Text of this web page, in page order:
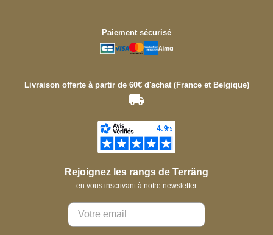
Paiement sécurisé
Livraison offerte à partir de 60€ d'achat (France et Belgique)
Rejoignez les rangs de Terräng
en vous inscrivant à notre newsletter